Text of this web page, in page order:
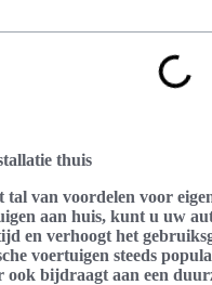
thuis
van voordelen voor
aan huis, kunt u uw
en verhoogt het
voertuigen steeds
ook bijdraagt aan een